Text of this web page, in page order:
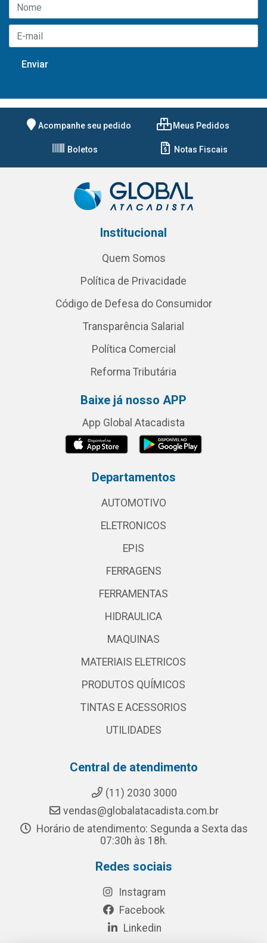
Acompanhe seu pedido Meus Pedidos
Boletos Notas Fiscais
Institucional
Quem Somos
Política de Privacidade
Código de Defesa do Consumidor
Transparência Salarial
Política Comercial
Reforma Tributária
Baixe já nosso APP
App Global Atacadista
Departamentos
AUTOMOTIVO
ELETRONICOS
EPIS
FERRAGENS
FERRAMENTAS
HIDRAULICA
MAQUINAS
MATERIAIS ELETRICOS
PRODUTOS QUÍMICOS
TINTAS E ACESSORIOS
UTILIDADES
Central de atendimento
(11) 2030 3000
vendas@globalatacadista.com.br
Horário de atendimento: Segunda a Sexta das
07:30h às 18h.
Redes sociais
Instagram
Facebook
Linkedin